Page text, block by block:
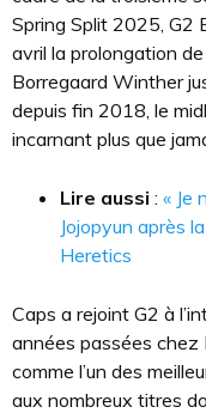
Spring Split 2025, G2
avril la prolongation
Borregaard Winther
depuis fin 2018, le
incarnant plus que
Lire aussi : « Je
Jojopyun après
Heretics
Caps a rejoint G2 à
années passées chez
comme l’un des
aux nombreux titres